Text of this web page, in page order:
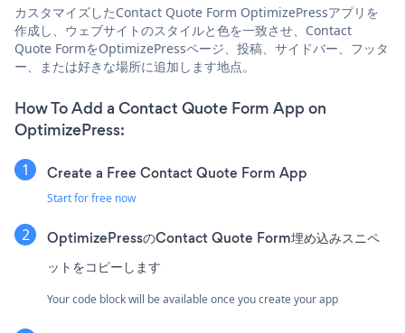
カスタマイズしたContact Quote Form OptimizePressアプリを
作成し、ウェブサイトのスタイルと色を一致させ、Contact
Quote FormをOptimizePressページ、投稿、サイドバー、フッタ
ー、または好きな場所に追加します地点。
How To Add a Contact Quote Form App on
OptimizePress:
Create a Free Contact Quote Form App
Start for free now
OptimizePressのContact Quote Form埋め込みスニペ
ットをコピーします
Your code block will be available once you create your app